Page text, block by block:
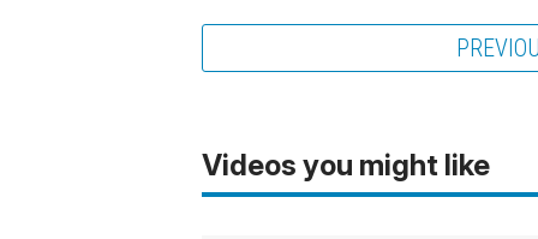
Videos you might like